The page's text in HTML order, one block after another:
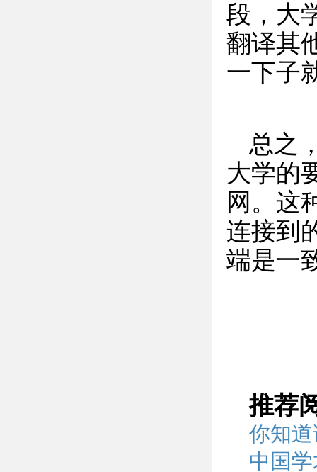
段，大
翻译其
一下子
总之
大学的
网。这
连接到
端是一
推荐
你知
中国